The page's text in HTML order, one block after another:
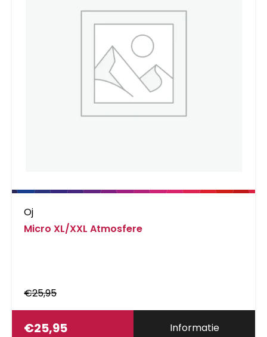
Oj
Micro XL/XXL Atmosfere
€25,95
€25,95 Informatie